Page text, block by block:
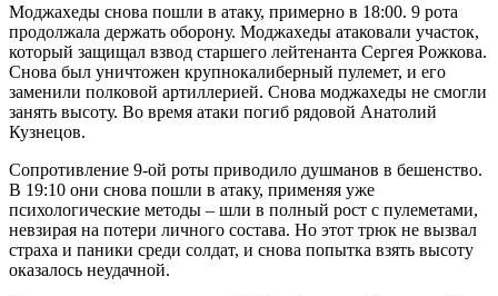
Моджахеды снова пошли в атаку, примерно в 18:00. 9 рота
продолжала держать оборону. Моджахеды атаковали участок,
который защищал взвод старшего лейтенанта Сергея Рожкова.
Снова был уничтожен крупнокалиберный пулемет, и его
заменили полковой артиллерией. Снова моджахеды не смогли
занять высоту. Во время атаки погиб рядовой Анатолий
Кузнецов.
Сопротивление 9-ой роты приводило душманов в бешенство.
В 19:10 они снова пошли в атаку, применяя уже
психологические методы – шли в полный рост с пулеметами,
невзирая на потери личного состава. Но этот трюк не вызвал
страха и паники среди солдат, и снова попытка взять высоту
оказалось неудачной.